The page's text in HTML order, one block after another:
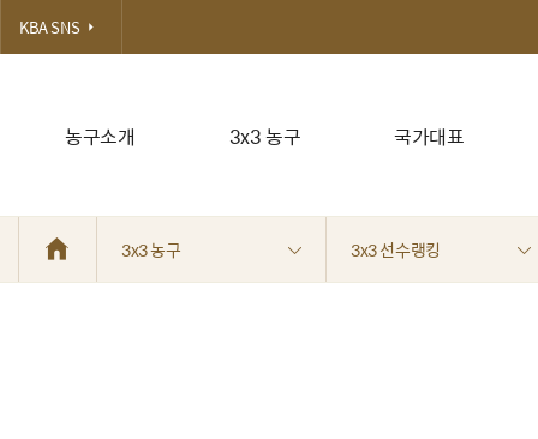
농구소개 3x3 농구 국가대표
KBA SNS
3x3 농구 3x3 선수랭킹